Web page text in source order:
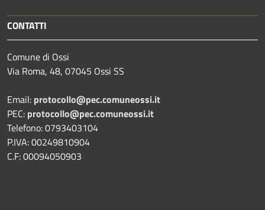
CONTATTI
Comune di Ossi
Via Roma, 48, 07045 Ossi SS
Email: protocollo@pec.comuneossi.it
PEC: protocollo@pec.comuneossi.it
Telefono: 0793403104
P.IVA: 00249810904
C.F: 00094050903